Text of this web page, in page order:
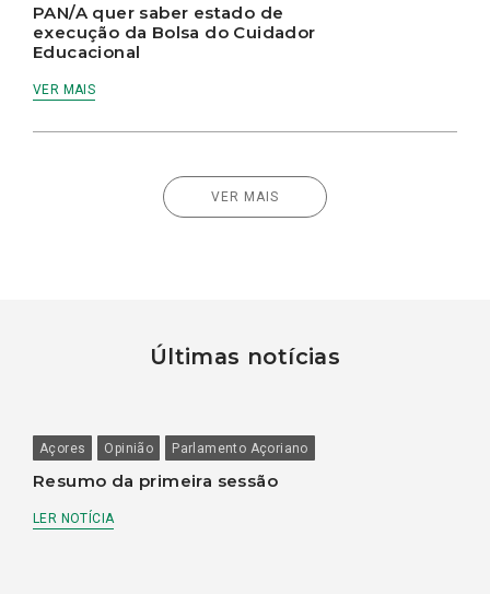
PAN/A quer saber estado de
execução da Bolsa do Cuidador
Educacional
VER MAIS
VER MAIS
Últimas notícias
Açores Opinião Parlamento Açoriano
Resumo da primeira sessão
LER NOTÍCIA